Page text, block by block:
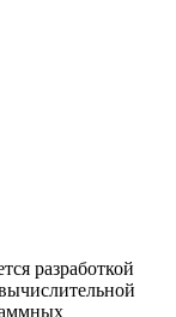
разработкой